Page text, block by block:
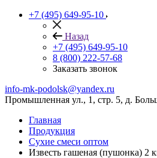
+7 (495) 649-95-10
Назад
+7 (495) 649-95-10
8 (800) 222-57-68
Заказать звонок
info-mk-podolsk@yandex.ru
Промышленная ул., 1, стр. 5, д.
Главная
Продукция
Сухие смеси оптом
Известь гашеная (пушонка) 2